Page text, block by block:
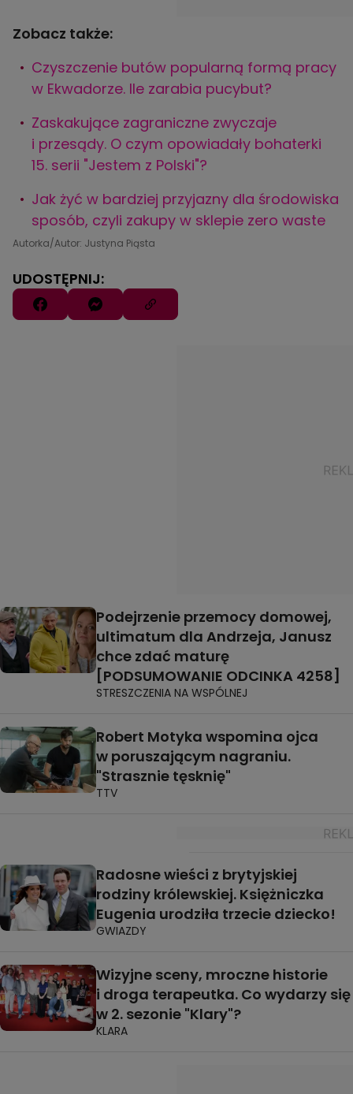
Zobacz także:
Czyszczenie butów popularną formą pracy
w Ekwadorze. Ile zarabia pucybut?
Zaskakujące zagraniczne zwyczaje
i przesądy. O czym opowiadały bohaterki
15. serii "Jestem z Polski"?
Jak żyć w bardziej przyjazny dla środowiska
sposób, czyli zakupy w sklepie zero waste
Autorka/Autor: Justyna Piąsta
UDOSTĘPNIJ:
Podejrzenie przemocy domowej,
ultimatum dla Andrzeja, Janusz
chce zdać maturę
[PODSUMOWANIE ODCINKA 4258]
STRESZCZENIA NA WSPÓLNEJ
Robert Motyka wspomina ojca
w poruszającym nagraniu.
"Strasznie tęsknię"
TTV
Radosne wieści z brytyjskiej
rodziny królewskiej. Księżniczka
Eugenia urodziła trzecie dziecko!
GWIAZDY
Wizyjne sceny, mroczne historie
i droga terapeutka. Co wydarzy się
w 2. sezonie "Klary"?
KLARA